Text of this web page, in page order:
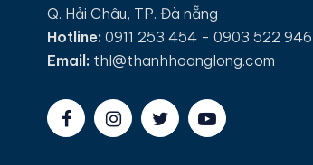
Q. Hải Châu, TP. Đà nẵng
Hotline: 0911 253 454 - 0903 522 946
Email: thl@thanhhoanglong.com